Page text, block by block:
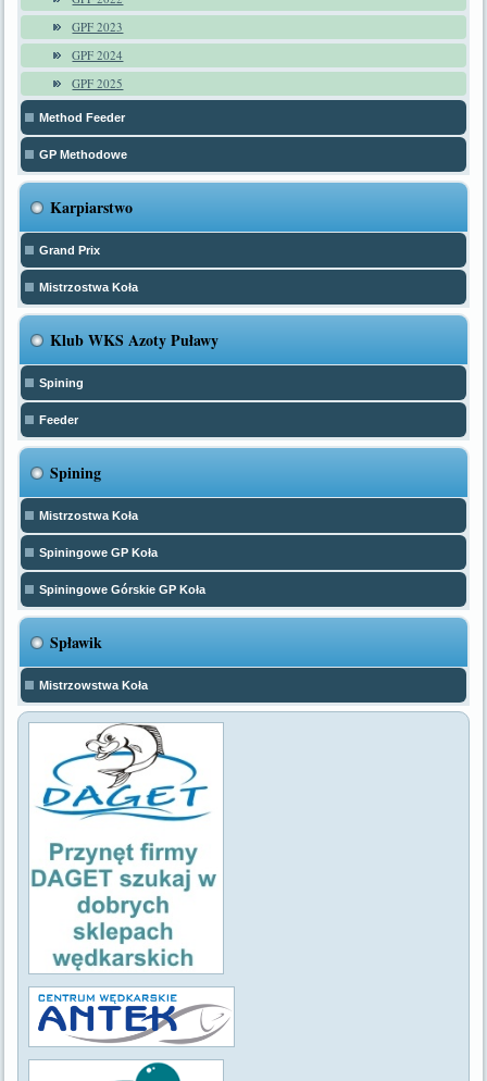
GPF 2023
GPF 2024
GPF 2025
Method Feeder
GP Methodowe
Karpiarstwo
Grand Prix
Mistrzostwa Koła
Klub WKS Azoty Puławy
Spining
Feeder
Spining
Mistrzostwa Koła
Spiningowe GP Koła
Spiningowe Górskie GP Koła
Spławik
Mistrzowstwa Koła